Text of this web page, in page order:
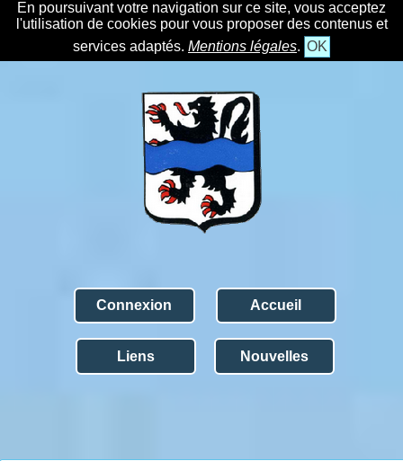
En poursuivant votre navigation sur ce site, vous acceptez
l'utilisation de cookies pour vous proposer des contenus et
services adaptés. Mentions légales. OK
Connexion Accueil
Liens Nouvelles